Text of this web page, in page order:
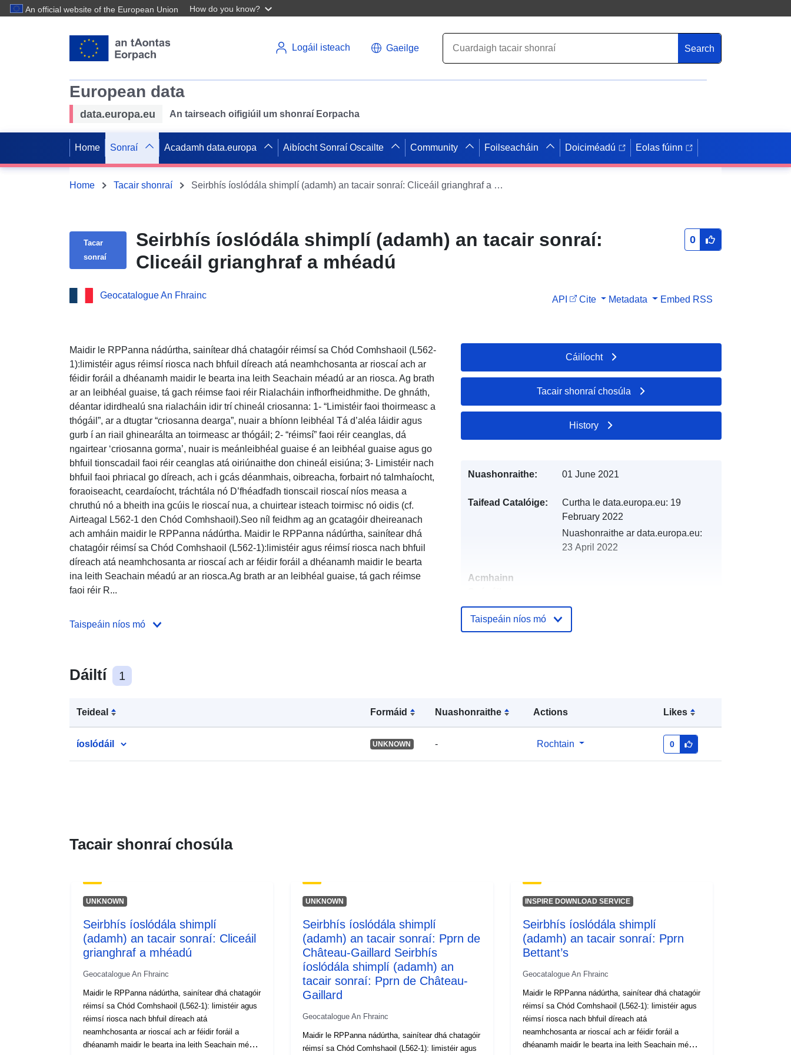
An official website of the European Union How do you know?
Logáil isteach Gaeilge Search
European data
data.europa.eu An tairseach oifigiúil um shonraí Eorpacha
Home Sonraí Acadamh data.europa Aibíocht Sonraí Oscailte Community Foilseacháin Doiciméadú Eolas fúinn
Home Tacair shonraí Seirbhís íoslódála shimplí (adamh) an tacair sonraí: Cliceáil grianghraf a mhéadú
Tacar
sonraí
Seirbhís íoslódála shimplí (adamh) an tacair sonraí:
Cliceáil grianghraf a mhéadú
0
Geocatalogue An Fhrainc API Cite Metadata Embed RSS
Maidir le RPPanna nádúrtha, sainítear dhá chatagóir réimsí sa Chód Comhshaoil (L562-
1):limistéir agus réimsí riosca nach bhfuil díreach atá neamhchosanta ar rioscaí ach ar
féidir foráil a dhéanamh maidir le bearta ina leith Seachain méadú ar an riosca. Ag brath
ar an leibhéal guaise, tá gach réimse faoi réir Rialacháin infhorfheidhmithe. De ghnáth,
déantar idirdhealú sna rialacháin idir trí chineál criosanna: 1- “Limistéir faoi thoirmeasc a
thógáil”, ar a dtugtar “criosanna dearga”, nuair a bhíonn leibhéal Tá d’aléa láidir agus
gurb í an riail ghinearálta an toirmeasc ar thógáil; 2- “réimsí” faoi réir ceanglas, dá
ngairtear ‘criosanna gorma’, nuair is meánleibhéal guaise é an leibhéal guaise agus go
bhfuil tionscadail faoi réir ceanglas atá oiriúnaithe don chineál eisiúna; 3- Limistéir nach
bhfuil faoi phriacal go díreach, ach i gcás déanmhais, oibreacha, forbairt nó talmhaíocht,
foraoiseacht, ceardaíocht, tráchtála nó D’fhéadfadh tionscail rioscaí níos measa a
chruthú nó a bheith ina gcúis le rioscaí nua, a chuirtear isteach toirmisc nó oidis (cf.
Airteagal L562-1 den Chód Comhshaoil).Seo níl feidhm ag an gcatagóir dheireanach
ach amháin maidir le RPPanna nádúrtha. Maidir le RPPanna nádúrtha, sainítear dhá
chatagóir réimsí sa Chód Comhshaoil (L562-1):limistéir agus réimsí riosca nach bhfuil
díreach atá neamhchosanta ar rioscaí ach ar féidir foráil a dhéanamh maidir le bearta
ina leith Seachain méadú ar an riosca.Ag brath ar an leibhéal guaise, tá gach réimse
faoi réir R...
Taispeáin níos mó
Dáiltí 1
Teideal Formáid Nuashonraithe Actions Likes
íoslódáil UNKNOWN - Rochtain 0
Cáilíocht
Tacair shonraí chosúla
History
Nuashonraithe: 01 June 2021
Taifead Catalóige: Curtha le data.europa.eu: 19
February 2022
Nuashonraithe ar data.europa.eu:
23 April 2022
Acmhainn
Aitheantóirí:
http://descartes-dev.cete-
mediterranee.i2/service/fr-
Acmhainn:
http://inspire.ec.europa.eu/metadata-
Taispeáin níos mó
Tacair shonraí chosúla
UNKNOWN
Seirbhís íoslódála shimplí
(adamh) an tacair sonraí: Cliceáil
grianghraf a mhéadú
Geocatalogue An Fhrainc
Maidir le RPPanna nádúrtha, sainítear dhá chatagóir
réimsí sa Chód Comhshaoil (L562-1): limistéir agus
réimsí riosca nach bhfuil díreach atá
neamhchosanta ar rioscaí ach ar féidir foráil a
dhéanamh maidir le bearta ina leith Seachain méadú
UNKNOWN
Seirbhís íoslódála shimplí
(adamh) an tacair sonraí: Pprn de
Château-Gaillard Seirbhís
íoslódála shimplí (adamh) an
tacair sonraí: Pprn de Château-
Gaillard
Geocatalogue An Fhrainc
Maidir le RPPanna nádúrtha, sainítear dhá chatagóir
réimsí sa Chód Comhshaoil (L562-1): limistéir agus
INSPIRE DOWNLOAD SERVICE
Seirbhís íoslódála shimplí
(adamh) an tacair sonraí: Pprn
Bettant’s
Geocatalogue An Fhrainc
Maidir le RPPanna nádúrtha, sainítear dhá chatagóir
réimsí sa Chód Comhshaoil (L562-1): limistéir agus
réimsí riosca nach bhfuil díreach atá
neamhchosanta ar rioscaí ach ar féidir foráil a
dhéanamh maidir le bearta ina leith Seachain méadú